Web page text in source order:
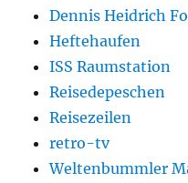
Dennis Heidrich
Heftehaufen
ISS Raumstation
Reisedepeschen
Reisezeilen
retro-tv
Weltenbummler